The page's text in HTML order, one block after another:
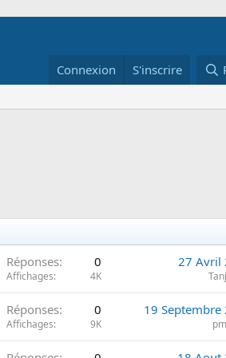
Connexion S'inscrire
Réponses 0
Affichages 4K
27 Avril
Réponses 0
Affichages 9K
19 Septembre